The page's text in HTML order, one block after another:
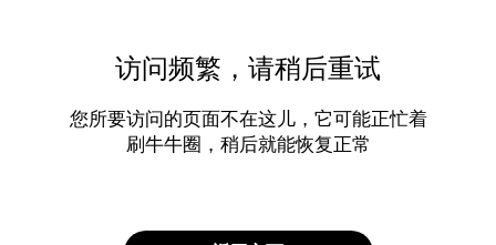
访问频繁，请稍后重试
您所要访问的页面不在这儿，它可能正忙着
刷牛牛圈，稍后就能恢复正常